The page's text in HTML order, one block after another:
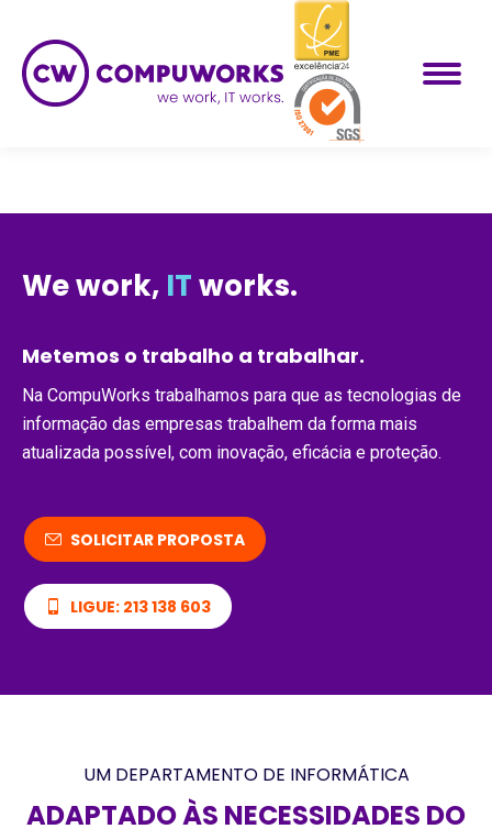
We work, ITworks.
Metemos o trabalho a trabalhar.
Na CompuWorks trabalhamos para que as tecnologias de
informação das empresas trabalhem da forma mais
atualizada possível, com inovação, eficácia e proteção.
SOLICITAR PROPOSTA
LIGUE: 213 138 603
UM DEPARTAMENTO DE INFORMÁTICA
ADAPTADO ÀS NECESSIDADES DO